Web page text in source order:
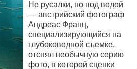
Не русалки, но под водой
— австрийский фотограф
Андреас Франц,
специализирующийся на
глубоководной съемке,
отснял необычную серию
фото, в которой сценки